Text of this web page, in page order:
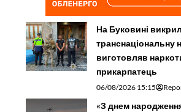
На Буковині
транснаціональну
виготовляв
прикарпатець
06/08/2026 15:15
«З днем